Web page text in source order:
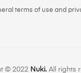
terms of use and
© 2022 Nuki. All rights